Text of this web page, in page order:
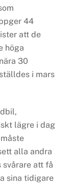
44
att de
höga
30
i mars
lägre i dag
alla andra
att få
sina tidigare